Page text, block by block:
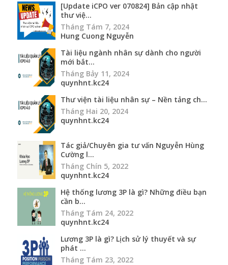
[Update iCPO ver 070824] Bản cập nhật
thư việ...
Tháng Tám 7, 2024
Hung Cuong Nguyễn
Tài liệu ngành nhân sự dành cho người
mới bắt...
Tháng Bảy 11, 2024
quynhnt.kc24
Thư viện tài liệu nhân sự – Nền tảng ch...
Tháng Hai 20, 2024
quynhnt.kc24
Tác giả/Chuyên gia tư vấn Nguyễn Hùng
Cường l...
Tháng Chín 5, 2022
quynhnt.kc24
Hệ thống lương 3P là gì? Những điều bạn
cần b...
Tháng Tám 24, 2022
quynhnt.kc24
Lương 3P là gì? Lịch sử lý thuyết và sự
phát ...
Tháng Tám 23, 2022